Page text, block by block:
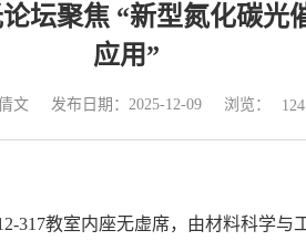
坛聚焦 “新型氮化碳光
应用”
文 发布日期：2025-12-09 浏览： 124
317教室内座无虚席，由材料科学